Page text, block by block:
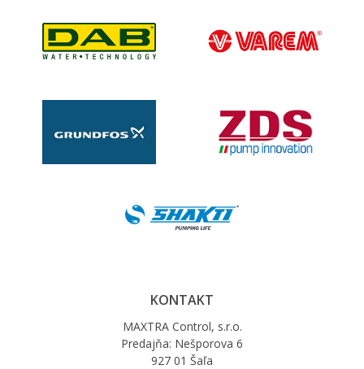
KONTAKT
MAXTRA Control, s.r.o.
Predajňa: Nešporova 6
927 01 Šaľa